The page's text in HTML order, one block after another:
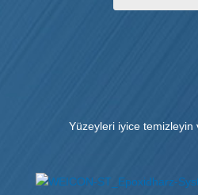
Yüzeyleri iyice temizleyin